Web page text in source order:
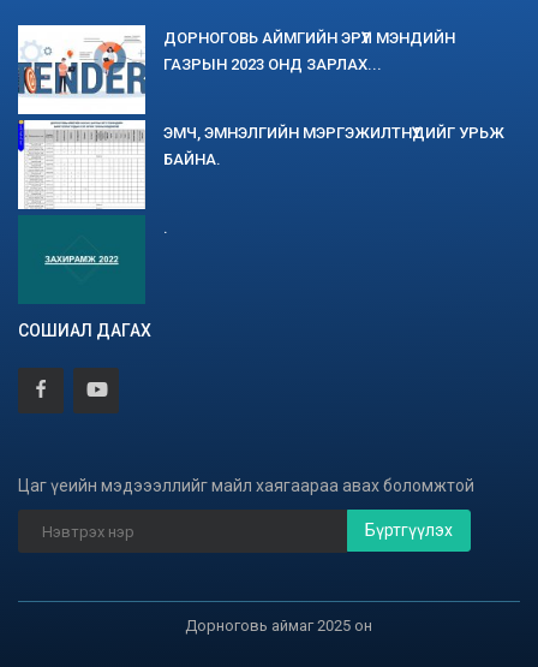
ДОРНОГОВЬ АЙМГИЙН ЭРҮҮЛ МЭНДИЙН
ГАЗРЫН 2023 ОНД ЗАРЛАХ...
ЭМЧ, ЭМНЭЛГИЙН МЭРГЭЖИЛТНҮҮДИЙГ УРЬЖ
БАЙНА.
.
СОШИАЛ ДАГАХ
Цаг үеийн мэдэээллийг майл хаягаараа авах боломжтой
Бүртгүүлэх
Дорноговь аймаг 2025 он